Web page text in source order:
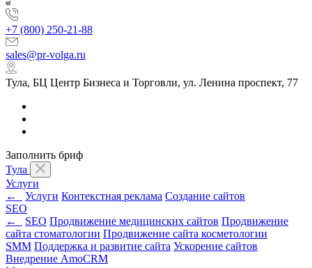
+7 (800) 250-21-88
sales@pr-volga.ru
Тула, БЦ Центр Бизнеса и Торговли, ул. Ленина проспект, 77
Заполнить бриф
Тула
Услуги
←
Услуги Контекстная реклама Создание сайтов
SEO
←
SEO Продвижение медицинских сайтов Продвижение
сайта стоматологии Продвижение сайта косметологии
SMM Поддержка и развитие сайта Ускорение сайтов
Внедрение AmoCRM